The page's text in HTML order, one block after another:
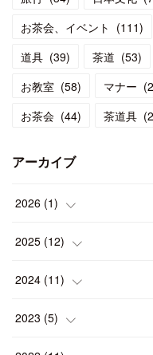
お茶会、イベント (111)
道具 (39) 茶道 (53)
お教室 (58) マナー (2
お茶会 (44) 茶道具 (
アーカイブ
2026 (1)
(1)
2025 (12)
( 1)
(1
( 2)
2024 (11)
(1
2023 (5)